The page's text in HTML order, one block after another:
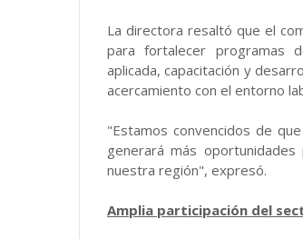
La directora resaltó que el
para fortalecer programas
aplicada, capacitación y
acercamiento con el entorno
"Estamos convencidos de
generará más
nuestra región", expresó.
Amplia participación del